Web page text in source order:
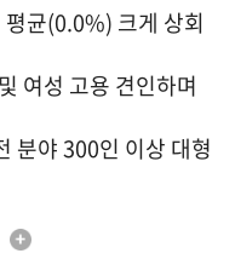
균(0.0%) 크게 상회
여성 고용 견인하며
분야 300인 이상 대형